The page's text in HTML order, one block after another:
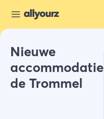
Nieuwe
accommodatie
de Trommel